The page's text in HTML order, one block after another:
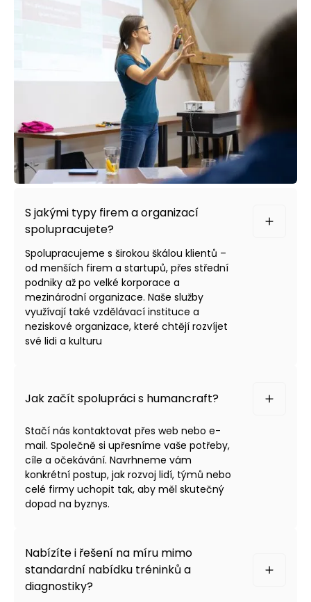
S jakými typy firem a organizací
spolupracujete?
Spolupracujeme s širokou škálou klientů –
od menších firem a startupů, přes střední
podniky až po velké korporace a
mezinárodní organizace. Naše služby
využívají také vzdělávací instituce a
neziskové organizace, které chtějí rozvíjet
své lidi a kulturu
Jak začít spolupráci s humancraft?
Stačí nás kontaktovat přes web nebo e-
mail. Společně si upřesníme vaše potřeby,
cíle a očekávání. Navrhneme vám
konkrétní postup, jak rozvoj lidí, týmů nebo
celé firmy uchopit tak, aby měl skutečný
dopad na byznys.
Nabízíte i řešení na míru mimo
standardní nabídku tréninků a
diagnostiky?